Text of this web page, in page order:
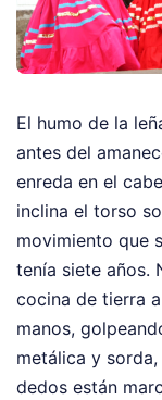
El humo de la
antes del
enreda en el
inclina el torso
movimiento que
tenía siete años.
cocina de tierra
manos,
metálica y
dedos están